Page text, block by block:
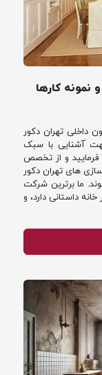
نمونه کارها
داخلی تهران دکور
َآشنایی با سبک
فرمایید و از تخصص
های تهران دکور
ما برترین شرکت
داستانی دارد، و